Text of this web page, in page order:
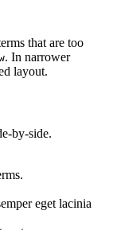
that are too
. In narrower
layout.
by-side.
eget lacinia